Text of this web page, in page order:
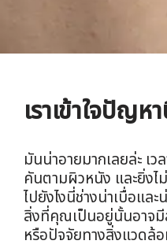
เราเข้าใจปัญห
มันน่าอายมากเลยล่ะ เ
คันตามผิวหนัง และยิ่งไ
ไปยังไงนี่ช่างน่าเบื่อแล
สิ่งที่คุณเป็นอยู่นั้นอาจมี
หรือปัจจัยทางสิ่งแวดล้